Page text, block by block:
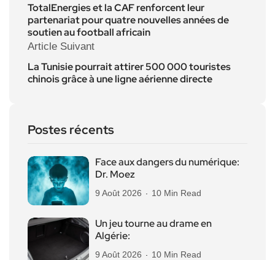
TotalEnergies et la CAF renforcent leur
partenariat pour quatre nouvelles années de
soutien au football africain
Article Suivant
La Tunisie pourrait attirer 500 000 touristes
chinois grâce à une ligne aérienne directe
Postes récents
Face aux dangers du numérique:
Dr. Moez
9 Août 2026 10 Min Read
Un jeu tourne au drame en
Algérie:
9 Août 2026 10 Min Read